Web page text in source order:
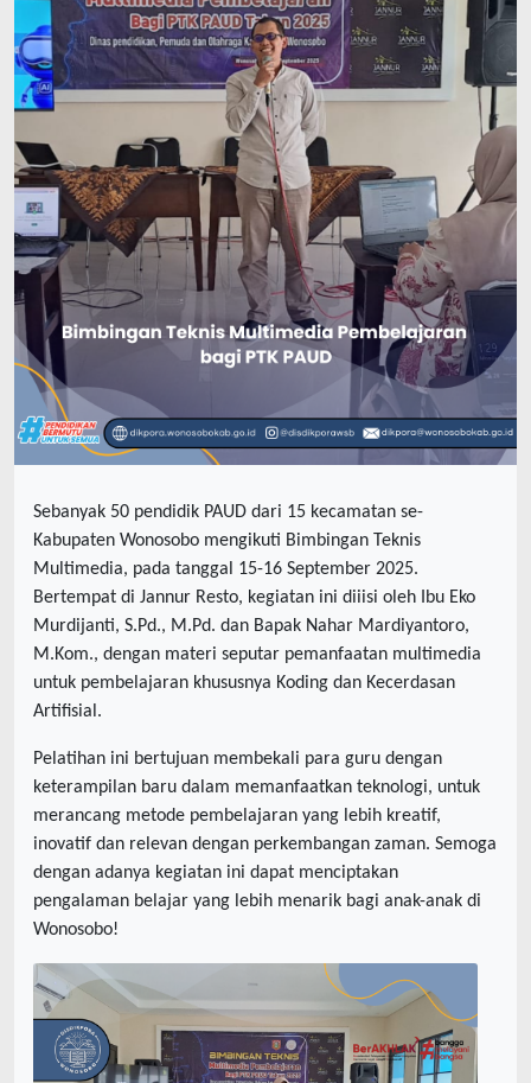
Sebanyak 50 pendidik PAUD dari 15 kecamatan se-
Kabupaten Wonosobo mengikuti Bimbingan Teknis
Multimedia, pada tanggal 15-16 September 2025.
Bertempat di Jannur Resto, kegiatan ini diiisi oleh Ibu Eko
Murdijanti, S.Pd., M.Pd. dan Bapak Nahar Mardiyantoro,
M.Kom., dengan materi seputar pemanfaatan multimedia
untuk pembelajaran khususnya Koding dan Kecerdasan
Artifisial.
Pelatihan ini bertujuan membekali para guru dengan
keterampilan baru dalam memanfaatkan teknologi, untuk
merancang metode pembelajaran yang lebih kreatif,
inovatif dan relevan dengan perkembangan zaman. Semoga
dengan adanya kegiatan ini dapat menciptakan
pengalaman belajar yang lebih menarik bagi anak-anak di
Wonosobo!